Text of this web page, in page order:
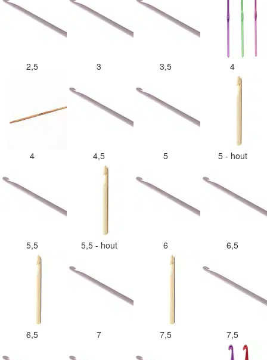
2,5 3 3,5 4
4 4,5 5 5 - hout
5,5 5,5 - hout 6 6,5
6,5 7 7,5 7,5